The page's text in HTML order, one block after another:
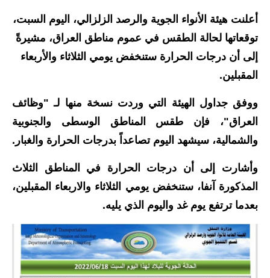
اخبار العراق
الاخبار السياسية
الاخبار الاقتصادية
الاخبار الرياضية
المدارس
اخبار وقرارات وزارة التربية
نتائج الامتحانات
المرحلة الابتدائية
المرحلة المتوسطة
أعلنت هيئة الأنواء الجوية والرصد الزلزالي، اليوم السبت،
توقعاتها لحالة الطقس في عموم مناطق العراق، مشيرةً
إلى أن درجات الحرارة ستنخفض يومي الثلاثاء والأربعاء
المقبلين.
ووفق جداول الهيئة التي وردت نسخة منها لـ "وظائف
العراق"، فإن طقس المناطق الوسطى والجنوبية
والشمالية، سيشهد اليوم تصاعداً بدرجات الحرارة والغبار.
وأشارت إلى أن درجات الحرارة في المناطق الثلاث
المذكورة آنفا، ستنخفض يومي الثلاثاء والاربعاء المقبلين،
بعدما ترتفع يوم غد واليوم الذي يليه.